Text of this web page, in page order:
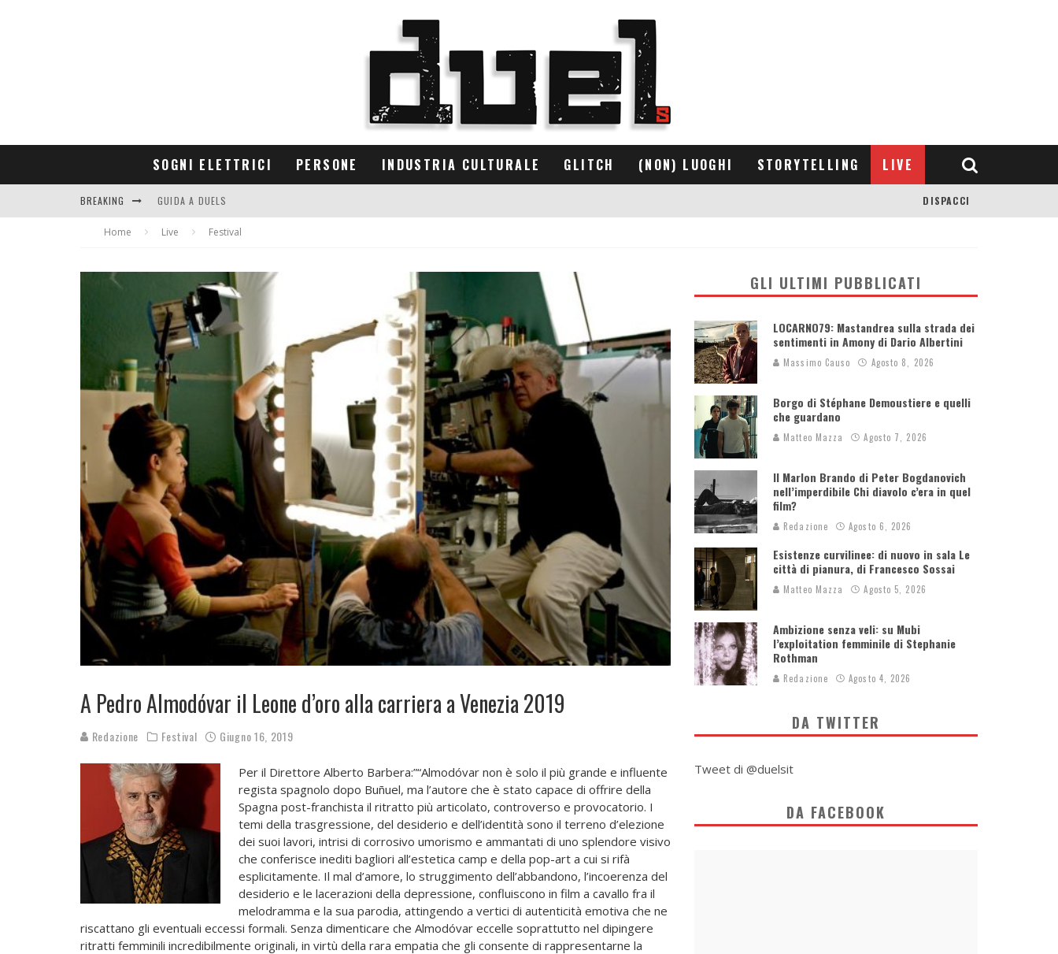
SOGNI ELETTRICI PERSONE INDUSTRIA CULTURALE GLITCH (NON) LUOGHI STORYTELLING LIVE
BREAKING GUIDA A DUELS
CONTRIBUTORS
DISPACCI
Home Live Festival
A Pedro Almodóvar il Leone d’oro alla carriera a Venezia 2019
Redazione Festival Giugno 16, 2019
Per il Direttore Alberto Barbera:”“Almodóvar non è solo il più grande e influente
regista spagnolo dopo Buñuel, ma l’autore che è stato capace di offrire della
Spagna post-franchista il ritratto più articolato, controverso e provocatorio. I
temi della trasgressione, del desiderio e dell’identità sono il terreno d’elezione
dei suoi lavori, intrisi di corrosivo umorismo e ammantati di uno splendore visivo
che conferisce inediti bagliori all’estetica camp e della pop-art a cui si rifà
esplicitamente. Il mal d’amore, lo struggimento dell’abbandono, l’incoerenza del
desiderio e le lacerazioni della depressione, confluiscono in film a cavallo fra il
melodramma e la sua parodia, attingendo a vertici di autenticità emotiva che ne
riscattano gli eventuali eccessi formali. Senza dimenticare che Almodóvar eccelle soprattutto nel dipingere
ritratti femminili incredibilmente originali, in virtù della rara empatia che gli consente di rappresentarne la
GLI ULTIMI PUBBLICATI
LOCARNO79: Mastandrea sulla strada dei
sentimenti in Amony di Dario Albertini
Massimo Causo Agosto 8, 2026
Borgo di Stéphane Demoustiere e quelli
che guardano
Matteo Mazza Agosto 7, 2026
Il Marlon Brando di Peter Bogdanovich
nell’imperdibile Chi diavolo c’era in quel
film?
Redazione Agosto 6, 2026
Esistenze curvilinee: di nuovo in sala Le
città di pianura, di Francesco Sossai
Matteo Mazza Agosto 5, 2026
Ambizione senza veli: su Mubi
l’exploitation femminile di Stephanie
Rothman
Redazione Agosto 4, 2026
DA TWITTER
Tweet di @duelsit
DA FACEBOOK